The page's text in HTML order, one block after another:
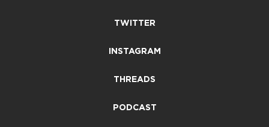
TWITTER
INSTAGRAM
THREADS
PODCAST